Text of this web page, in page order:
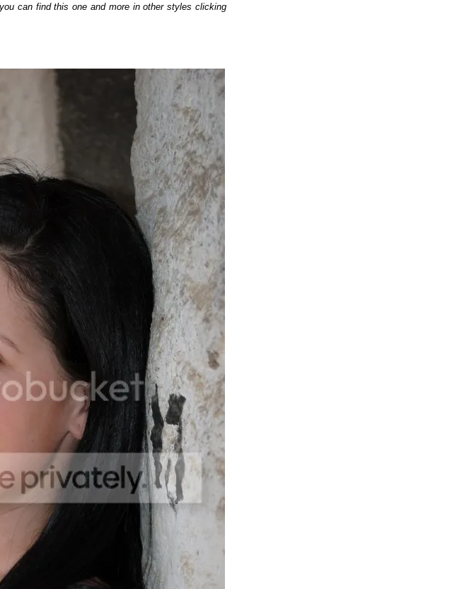
can find this one and more in other styles clicking